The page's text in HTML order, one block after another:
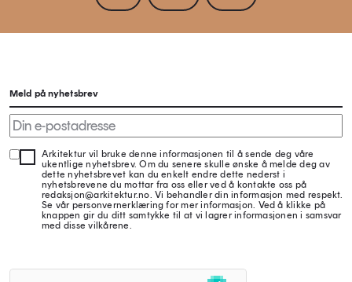
Meld på nyhetsbrev
Arkitektur vil bruke denne informasjonen til å sende deg våre
ukentlige nyhetsbrev. Om du senere skulle ønske å melde deg av
dette nyhetsbrevet kan du enkelt endre dette nederst i
nyhetsbrevene du mottar fra oss eller ved å kontakte oss på
redaksjon@arkitektur.no. Vi behandler din informasjon med respekt.
Se vår personvernerklæring for mer informasjon. Ved å klikke på
knappen gir du ditt samtykke til at vi lagrer informasjonen i samsvar
med disse vilkårene.